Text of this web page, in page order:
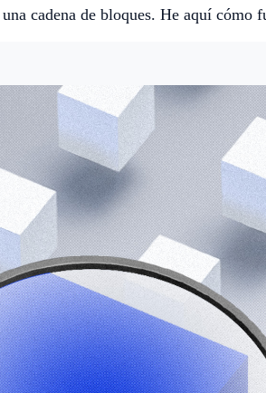
cadena de bloques. He aquí cómo